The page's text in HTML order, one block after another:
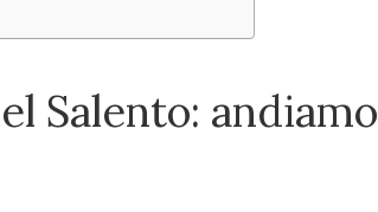
Salento: andiamo